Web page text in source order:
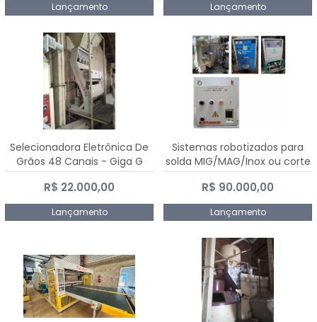
Lançamento Lançamento
Selecionadora Eletrônica De
Grãos 48 Canais - Giga G
10000
R$ 22.000,00
Lançamento
Sistemas robotizados para
solda MIG/MAG/Inox ou corte
plasma
R$ 90.000,00
Lançamento